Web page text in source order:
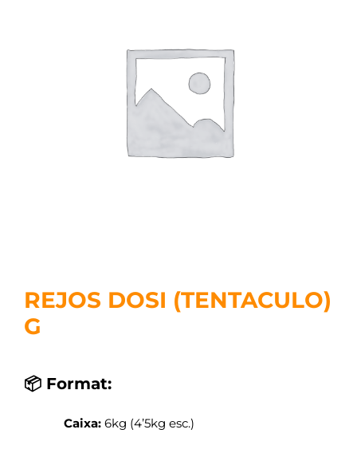
REJOS DOSI (TENTACULO)
G
📦 Format:
Caixa: 6kg (4’5kg esc.)